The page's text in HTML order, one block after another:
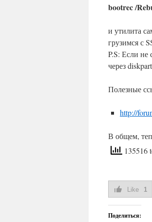
bootrec /
и утилита
грузимся с
P.S: Если не
через
Полезные
http://
В общем,
135516
Like 1
Поделиться: